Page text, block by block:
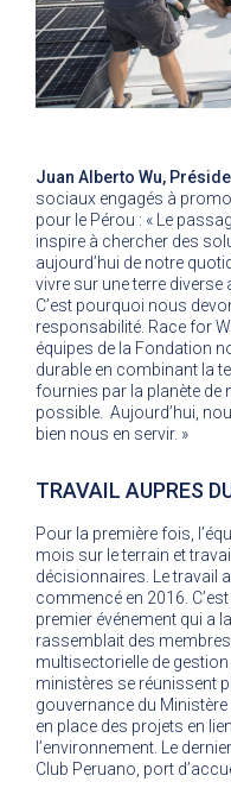
Juan Alberto Wu,
sociaux engagés à
pour le Pérou : « Le
inspire à chercher des
aujourd’hui de notre
vivre sur une terre
C’est pourquoi nous
responsabilité. Race for
équipes de la Fondation
durable en combinant la
fournies par la planète de
possible. Aujourd’hui,
bien nous en servir. »
TRAVAIL AUPRES
Pour la première fois,
mois sur le terrain et
décisionnaires. Le travail
commencé en 2016.
premier événement qui a
rassemblait des
multisectorielle de
ministères se réunissent
gouvernance du Ministère
en place des projets en
l’environnement. Le
Club Peruano, port